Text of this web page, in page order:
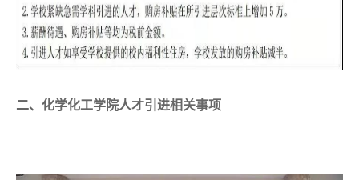
二、化学化工学院人才引进相关事项